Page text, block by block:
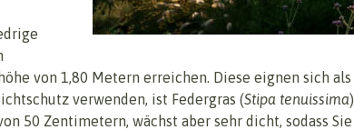
von 1,80 Metern erreichen. Diese eignen sich als
verwenden, ist Federgras (Stipa tenuissima)
50 Zentimetern, wächst aber sehr dicht, sodass Sie